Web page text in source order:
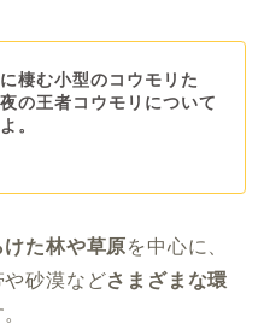
棲む小型のコウモリた
の王者コウモリについて
。
た林や草原を中心に、
砂漠などさまざまな環